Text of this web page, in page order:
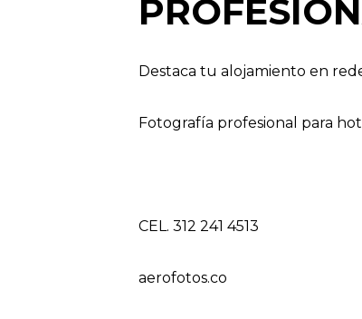
Destaca tu alojamiento en
Fotografía profesional para
CEL. 312 241 4513
aerofotos.co